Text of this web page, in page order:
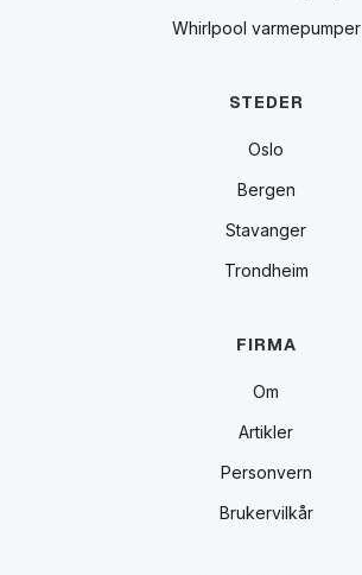
Whirlpool varmepumper
STEDER
Oslo
Bergen
Stavanger
Trondheim
FIRMA
Om
Artikler
Personvern
Brukervilkår